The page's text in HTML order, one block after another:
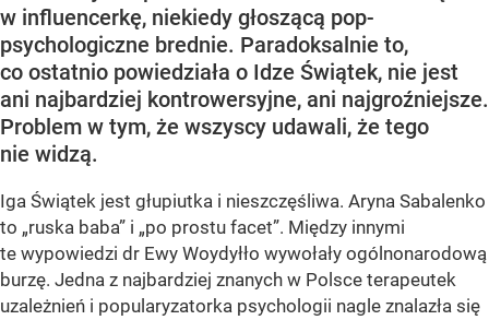
w influencerkę, niekiedy głoszącą pop-
psychologiczne brednie. Paradoksalnie to,
co ostatnio powiedziała o Idze Świątek, nie jest
ani najbardziej kontrowersyjne, ani najgroźniejsze.
Problem w tym, że wszyscy udawali, że tego
nie widzą.
Iga Świątek jest głupiutka i nieszczęśliwa. Aryna Sabalenko
to „ruska baba” i „po prostu facet”. Między innymi
te wypowiedzi dr Ewy Woydyłło wywołały ogólnonarodową
burzę. Jedna z najbardziej znanych w Polsce terapeutek
uzależnień i popularyzatorka psychologii nagle znalazła się